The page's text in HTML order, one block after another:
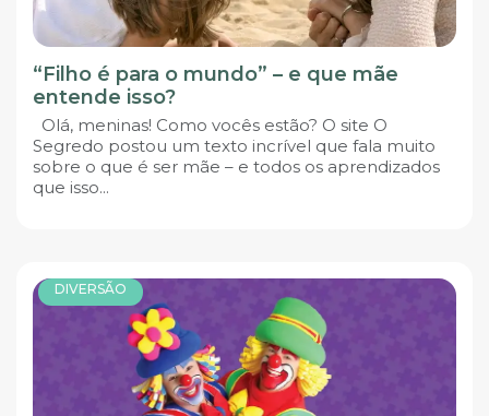
“Filho é para o mundo” – e que mãe
entende isso?
Olá, meninas! Como vocês estão? O site O
Segredo postou um texto incrível que fala muito
sobre o que é ser mãe – e todos os aprendizados
que isso...
DIVERSÃO